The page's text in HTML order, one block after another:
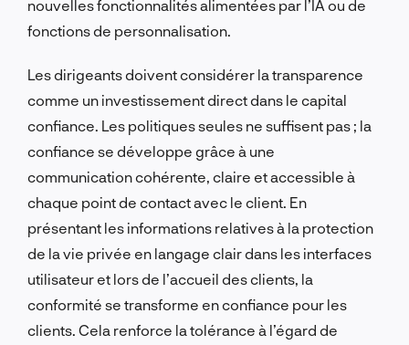
nouvelles fonctionnalités alimentées par l’IA ou de
fonctions de personnalisation.
Les dirigeants doivent considérer la transparence
comme un investissement direct dans le capital
confiance. Les politiques seules ne suffisent pas ; la
confiance se développe grâce à une
communication cohérente, claire et accessible à
chaque point de contact avec le client. En
présentant les informations relatives à la protection
de la vie privée en langage clair dans les interfaces
utilisateur et lors de l’accueil des clients, la
conformité se transforme en confiance pour les
clients. Cela renforce la tolérance à l’égard de